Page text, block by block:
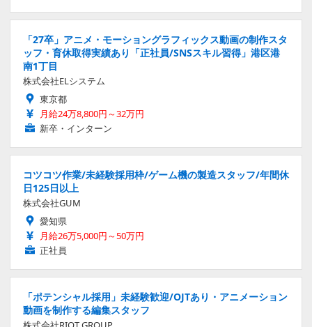
「27卒」アニメ・モーショングラフィックス動画の制作スタ
ッフ・育休取得実績あり「正社員/SNSスキル習得」港区港
南1丁目
株式会社ELシステム
東京都
月給24万8,800円～32万円
新卒・インターン
コツコツ作業/未経験採用枠/ゲーム機の製造スタッフ/年間休
日125日以上
株式会社GUM
愛知県
月給26万5,000円～50万円
正社員
「ポテンシャル採用」未経験歓迎/OJTあり・アニメーション
動画を制作する編集スタッフ